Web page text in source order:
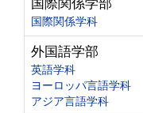
国際関係学部
国際関係学科
外国語学部
英語学科
ヨーロッパ言語学科
アジア言語学科